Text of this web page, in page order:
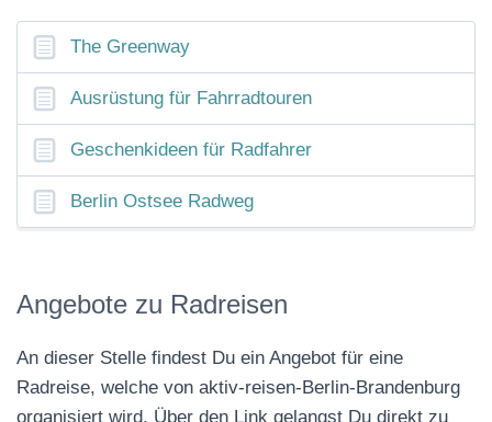
The Greenway
Ausrüstung für Fahrradtouren
Geschenkideen für Radfahrer
Berlin Ostsee Radweg
Angebote zu Radreisen
An dieser Stelle findest Du ein Angebot für eine
Radreise, welche von aktiv-reisen-Berlin-Brandenburg
organisiert wird. Über den Link gelangst Du direkt zu